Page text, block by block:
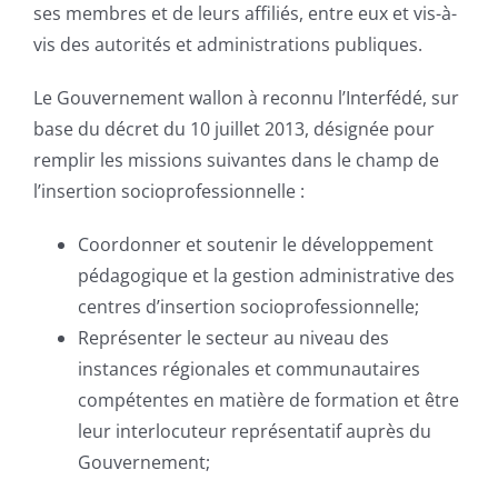
ses membres et de leurs affiliés, entre eux et vis-à-
vis des autorités et administrations publiques.
Le Gouvernement wallon à reconnu l’Interfédé, sur
base du décret du 10 juillet 2013, désignée pour
remplir les missions suivantes dans le champ de
l’insertion socioprofessionnelle :
Coordonner et soutenir le développement
pédagogique et la gestion administrative des
centres d’insertion socioprofessionnelle;
Représenter le secteur au niveau des
instances régionales et communautaires
compétentes en matière de formation et être
leur interlocuteur représentatif auprès du
Gouvernement;